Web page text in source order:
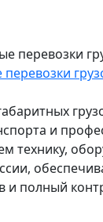
и
технику,
и полный